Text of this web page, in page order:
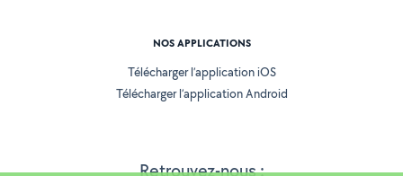
Retrouvez-nous :
NOS APPLICATIONS
Télécharger l’application iOS
Télécharger l’application Android